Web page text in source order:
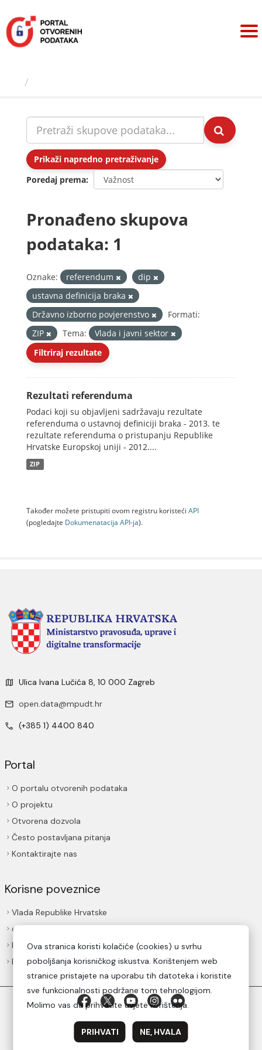
sadržaj
Prikaži napredno pretraživanje
Poredaj prema
Pronađeno skupova
podataka: 1
Oznake: referendum
dip
ustavna definicija braka
Državno izborno povjerenstvo
Formati:
ZIP
Tema:
Vlada i javni sektor
Filtriraj rezultate
Rezultati referenduma
Podaci koji su objavljeni sadržavaju rezultate
referenduma o ustavnoj definiciji braka - 2013. te
rezultate referenduma o pristupanju Republike
Hrvatske Europskoj uniji - 2012....
ZIP
Također možete pristupiti ovom registru koristeći API
(pogledajte Dokumenаtаcijа API-jа).